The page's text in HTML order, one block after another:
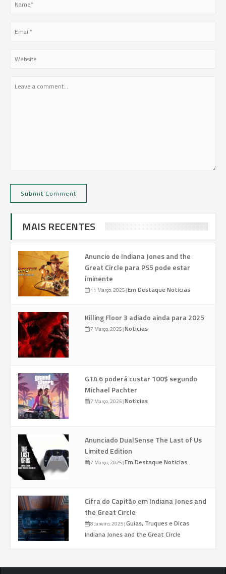
MAIS RECENTES
Anuncio de Indiana Jones and the
Great Circle para PS5 pode estar
iminente
11 Março, 2025|Em Destaque Noticias
Killing Floor 3 adiado ainda para 2025
7 Março, 2025|Noticias
GTA 6 poderá custar 100$ segundo
Michael Pachter
7 Março, 2025|Noticias
Anunciado DualSense The Last of Us
Limited Edition
7 Março, 2025|Em Destaque Noticias
Cifra do Capitão em Indiana Jones and
the Great Circle
8 Janeiro, 2025|Guias, Truques e Dicas
Indiana Jones and the Great Circle